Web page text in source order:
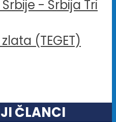
(TEGET)
ČLANCI